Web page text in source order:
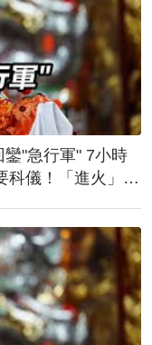
"急行軍" 7小時
科儀！「進火」儀